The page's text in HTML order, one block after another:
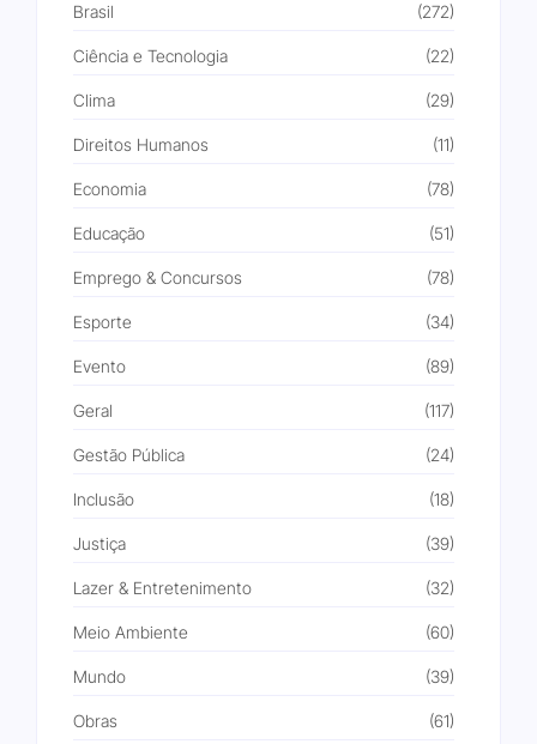
Brasil (272)
Ciência e Tecnologia (22)
Clima (29)
Direitos Humanos (11)
Economia (78)
Educação (51)
Emprego & Concursos (78)
Esporte (34)
Evento (89)
Geral (117)
Gestão Pública (24)
Inclusão (18)
Justiça (39)
Lazer & Entretenimento (32)
Meio Ambiente (60)
Mundo (39)
Obras (61)